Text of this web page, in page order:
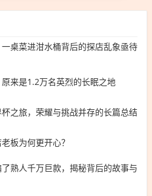
桌菜进泔水桶背后的探店乱象亟待
来是1.2万名英烈的长眠之地
之旅，荣耀与挑战并存的长篇总结
板为何更开心？
熟人千万巨款，揭秘背后的故事与